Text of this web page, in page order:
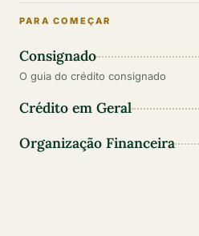
PARA COMEÇAR
Consignado
O guia do crédito consignado
Crédito em Geral
Organização Financeira